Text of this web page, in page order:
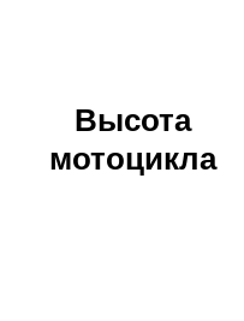
Высота
мотоцикла